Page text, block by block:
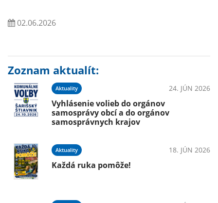
02.06.2026
Zoznam aktualít:
Aktuality 24. JÚN 2026
Vyhlásenie volieb do orgánov
samosprávy obcí a do orgánov
samosprávnych krajov
Aktuality 18. JÚN 2026
Každá ruka pomôže!